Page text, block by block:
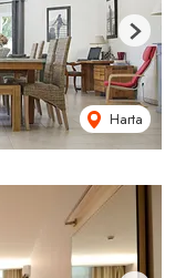
Harta
Next